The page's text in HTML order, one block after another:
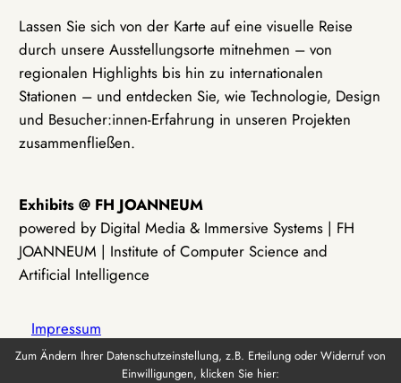
Lassen Sie sich von der Karte auf eine visuelle Reise
durch unsere Ausstellungsorte mitnehmen – von
regionalen Highlights bis hin zu internationalen
Stationen – und entdecken Sie, wie Technologie, Design
und Besucher:innen-Erfahrung in unseren Projekten
zusammenfließen.
Exhibits @ FH JOANNEUM
powered by Digital Media & Immersive Systems | FH
JOANNEUM | Institute of Computer Science and
Artificial Intelligence
Impressum
Zum Ändern Ihrer Datenschutzeinstellung, z.B. Erteilung oder Widerruf von
Einwilligungen, klicken Sie hier: